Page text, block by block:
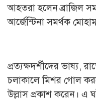
আহতরা হলেন ব্রাজিল
আর্জেন্টিনা সমর্থক
প্রত্যক্ষদর্শীদের ভাষ্য,
চলাকালে মিশর গোল
উল্লাস প্রকাশ করেন। এ